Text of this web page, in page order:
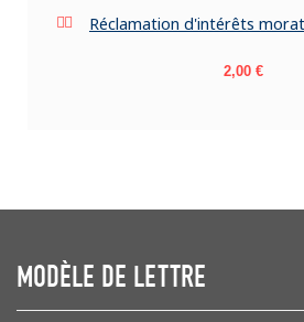
Réclamation d'intérêts
Prix
2,00 €
MODÈLE DE LETTRE